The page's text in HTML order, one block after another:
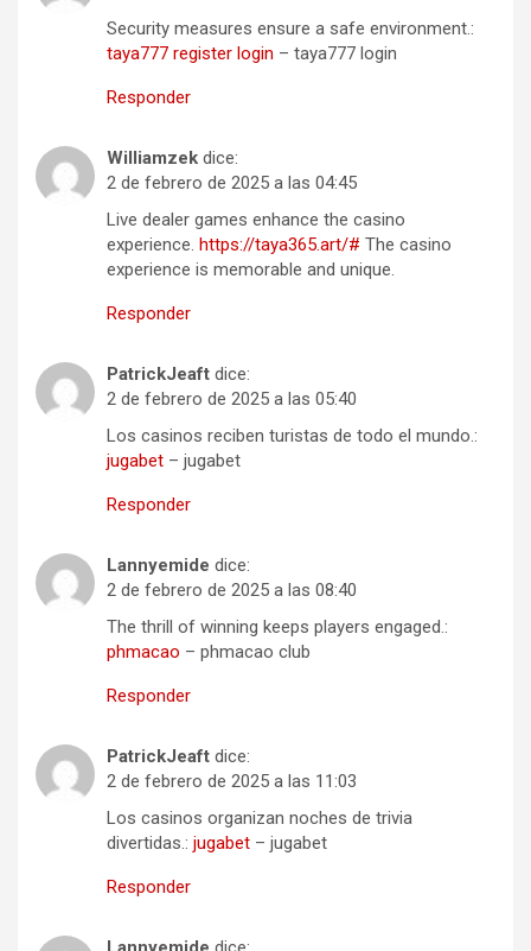
Security measures ensure a safe environment.:
taya777 register login – taya777 login
Responder
Williamzek dice:
2 de febrero de 2025 a las 04:45
Live dealer games enhance the casino
experience. https://taya365.art/# The casino
experience is memorable and unique.
Responder
PatrickJeaft dice:
2 de febrero de 2025 a las 05:40
Los casinos reciben turistas de todo el mundo.:
jugabet – jugabet
Responder
Lannyemide dice:
2 de febrero de 2025 a las 08:40
The thrill of winning keeps players engaged.:
phmacao – phmacao club
Responder
PatrickJeaft dice:
2 de febrero de 2025 a las 11:03
Los casinos organizan noches de trivia
divertidas.: jugabet – jugabet
Responder